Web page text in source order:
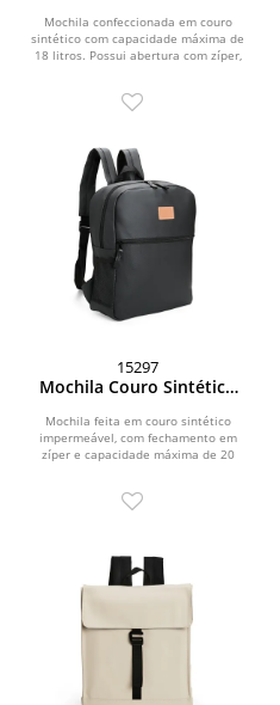
Mochila confeccionada em couro
sintético com capacidade máxima de
18 litros. Possui abertura com zíper,
15297
Mochila Couro Sintético
Mochila feita em couro sintético
impermeável, com fechamento em
zíper e capacidade máxima de 20